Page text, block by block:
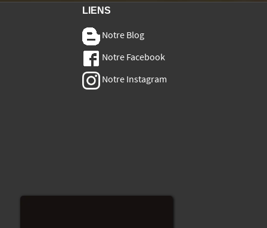
LIENS
Notre Blog
Notre Facebook
Notre Instagram